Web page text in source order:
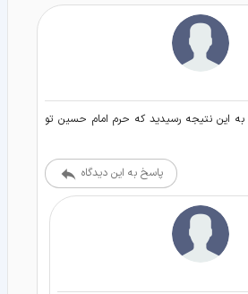
این نتیجه رسیدید که حرم امام حسین تو
پاسخ به این دیدگاه